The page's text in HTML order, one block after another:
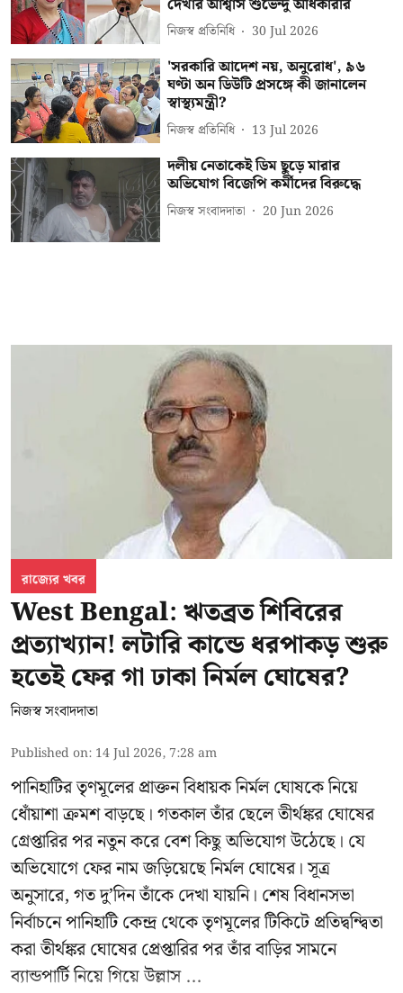
দেখার আশ্বাস শুভেন্দু অধিকারীর
নিজস্ব প্রতিনিধি 30 Jul 2026
'সরকারি আদেশ নয়, অনুরোধ', ৯৬
ঘণ্টা অন ডিউটি প্রসঙ্গে কী জানালেন
স্বাস্থ্যমন্ত্রী?
নিজস্ব প্রতিনিধি 13 Jul 2026
দলীয় নেতাকেই ডিম ছুড়ে মারার
অভিযোগ বিজেপি কর্মীদের বিরুদ্ধে
নিজস্ব সংবাদদাতা 20 Jun 2026
রাজ্যের খবর
West Bengal: ঋতব্রত শিবিরের
প্রত্যাখ্যান! লটারি কান্ডে ধরপাকড় শুরু
হতেই ফের গা ঢাকা নির্মল ঘোষের?
নিজস্ব সংবাদদাতা
Published on: 14 Jul 2026, 7:28 am
পানিহাটির তৃণমূলের প্রাক্তন বিধায়ক নির্মল ঘোষকে নিয়ে
ধোঁয়াশা ক্রমশ বাড়ছে। গতকাল তাঁর ছেলে তীর্থঙ্কর ঘোষের
গ্রেপ্তারির পর নতুন করে বেশ কিছু অভিযোগ উঠেছে। যে
অভিযোগে ফের নাম জড়িয়েছে নির্মল ঘোষের। সূত্র
অনুসারে, গত দু’দিন তাঁকে দেখা যায়নি। শেষ বিধানসভা
নির্বাচনে পানিহাটি কেন্দ্র থেকে তৃণমূলের টিকিটে প্রতিদ্বন্দ্বিতা
করা তীর্থঙ্কর ঘোষের প্রেপ্তারির পর তাঁর বাড়ির সামনে
ব্যান্ডপার্টি নিয়ে গিয়ে উল্লাস ...